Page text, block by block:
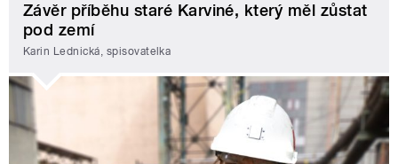
Závěr příběhu staré Karviné, který měl zůstat
pod zemí
Karin Lednická, spisovatelka